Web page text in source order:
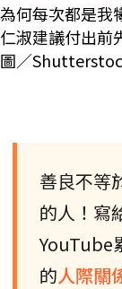
為何每次都是我
仁淑建議付出前
圖／
善良不等
的人！寫
YouTube
的人際關